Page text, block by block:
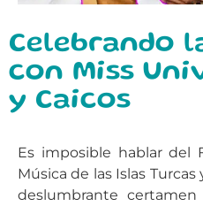
Celebrando
con Miss
y Caicos
Es imposible hablar del
Música de las Islas
deslumbrante